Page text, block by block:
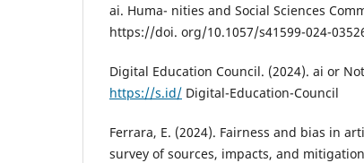
ai. Huma- nities and Social Sciences
https://doi. org/10.1057/s41599-024-
Digital Education Council. (2024). ai or
https://s.id/ Digital-Education-Council
Ferrara, E. (2024). Fairness and bias in
survey of sources, impacts, and